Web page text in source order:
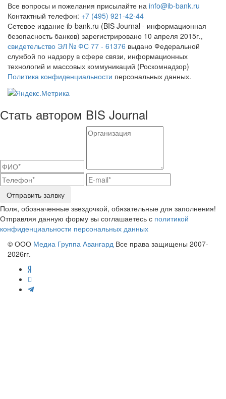
Все вопросы и пожелания присылайте на info@ib-bank.ru
Контактный телефон: +7 (495) 921-42-44
Сетевое издание ib-bank.ru (BIS Journal - информационная
безопасность банков) зарегистрировано 10 апреля 2015г.,
свидетельство ЭЛ № ФС 77 - 61376 выдано Федеральной
службой по надзору в сфере связи, информационных
технологий и массовых коммуникаций (Роскомнадзор)
Политика конфиденциальности персональных данных.
Стать автором BIS Journal
Отправить заявку
Поля, обозначенные звездочкой, обязательные для заполнения!
Отправляя данную форму вы соглашаетесь с политикой
конфиденциальности персональных данных
© ООО Медиа Группа Авангард Все права защищены 2007-
2026гг.